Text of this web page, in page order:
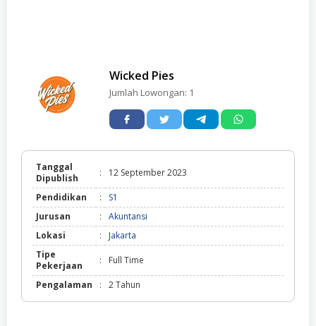
Wicked Pies
Jumlah Lowongan: 1
Tanggal
Dipublish
: 12 September 2023
Pendidikan :
S1
Jurusan
:
Akuntansi
Lokasi
:
Jakarta
Tipe
Pekerjaan
: Full Time
Pengalaman : 2 Tahun